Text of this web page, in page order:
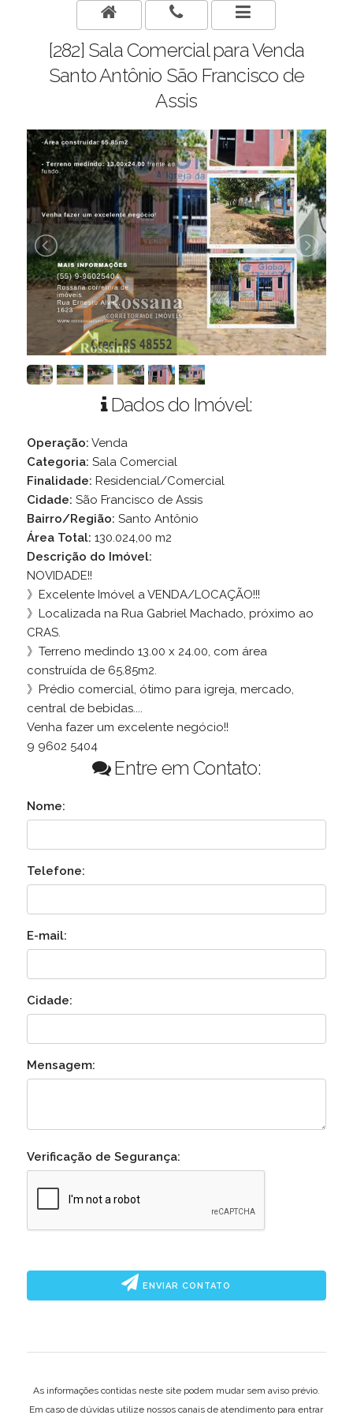
[282] Sala Comercial para Venda
Santo Antônio São Francisco de
Assis
Dados do Imóvel:
Operação: Venda
Categoria: Sala Comercial
Finalidade: Residencial/Comercial
Cidade: São Francisco de Assis
Bairro/Região: Santo Antônio
Área Total: 130.024,00 m2
Descrição do Imóvel:
NOVIDADE!!
》Excelente Imóvel a VENDA/LOCAÇÃO!!!
》Localizada na Rua Gabriel Machado, próximo ao
CRAS.
》Terreno medindo 13.00 x 24.00, com área
construída de 65.85m2.
》Prédio comercial, ótimo para igreja, mercado,
central de bebidas....
Venha fazer um excelente negócio!!
9 9602 5404
Entre em Contato:
Nome:
Telefone:
E-mail:
Cidade:
Mensagem:
Verificação de Segurança:
ENVIAR CONTATO
As informações contidas neste site podem mudar sem aviso prévio.
Em caso de dúvidas utilize nossos canais de atendimento para entrar